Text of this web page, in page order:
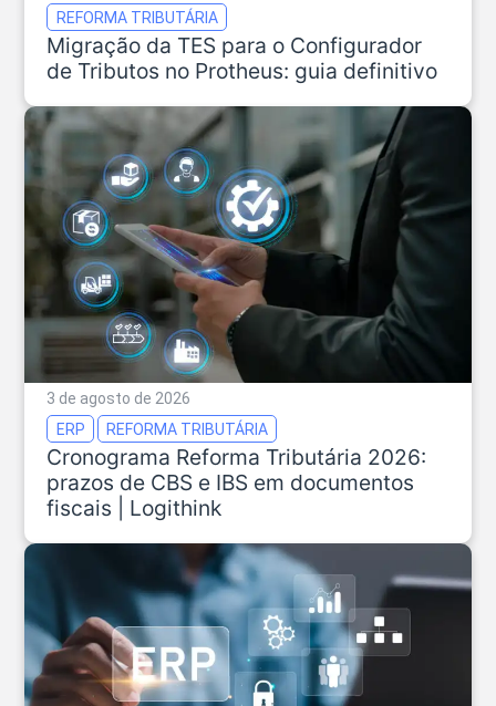
REFORMA TRIBUTÁRIA
Migração da TES para o Configurador
de Tributos no Protheus: guia definitivo
3 de agosto de 2026
ERP
REFORMA TRIBUTÁRIA
Cronograma Reforma Tributária 2026:
prazos de CBS e IBS em documentos
fiscais | Logithink